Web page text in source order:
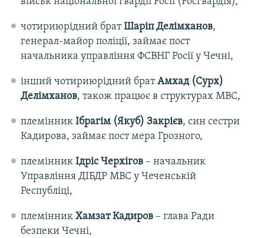
чотириюрідний братШаріп Делімханов,
генерал-майор поліції, займає пост
начальника управління ФСВНГ Росії у Чечні,
інший чотириюрідний братАмхад (Сурх)
Делімханов, також працює в структурах МВС,
племінник Ібрагім (Якуб) Закрієв, син сестри
Кадирова, займає пост мера Грозного,
племінникІдріс Черхігов– начальник
Управління ДІБДР МВС у Чеченській
Республіці,
племінник Хамзат Кадиров– глава Ради
безпеки Чечні,